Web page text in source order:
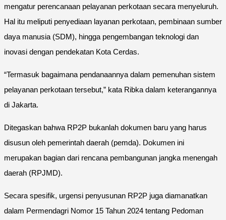
mengatur perencanaan pelayanan perkotaan secara menyeluruh.
Hal itu meliputi penyediaan layanan perkotaan, pembinaan sumber
daya manusia (SDM), hingga pengembangan teknologi dan
inovasi dengan pendekatan Kota Cerdas.
“Termasuk bagaimana pendanaannya dalam pemenuhan sistem
pelayanan perkotaan tersebut,” kata Ribka dalam keterangannya
di Jakarta.
Ditegaskan bahwa RP2P bukanlah dokumen baru yang harus
disusun oleh pemerintah daerah (pemda). Dokumen ini
merupakan bagian dari rencana pembangunan jangka menengah
daerah (RPJMD).
Secara spesifik, urgensi penyusunan RP2P juga diamanatkan
dalam Permendagri Nomor 15 Tahun 2024 tentang Pedoman